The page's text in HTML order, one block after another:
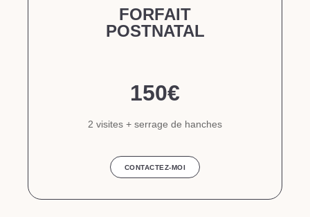
FORFAIT
POSTNATAL
150€
2 visites + serrage de hanches
CONTACTEZ-MOI